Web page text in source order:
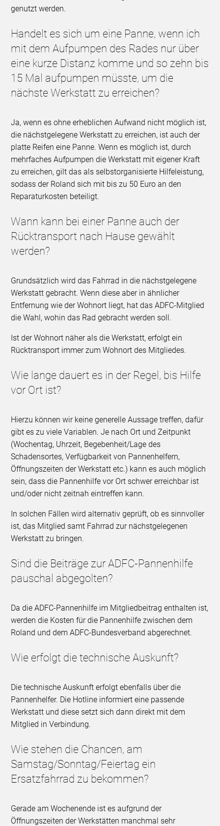
genutzt werden.
Handelt es sich um eine Panne, wenn ich
mit dem Aufpumpen des Rades nur über
eine kurze Distanz komme und so zehn bis
15 Mal aufpumpen müsste, um die
nächste Werkstatt zu erreichen?
Ja, wenn es ohne erheblichen Aufwand nicht möglich ist,
die nächstgelegene Werkstatt zu erreichen, ist auch der
platte Reifen eine Panne. Wenn es möglich ist, durch
mehrfaches Aufpumpen die Werkstatt mit eigener Kraft
zu erreichen, gilt das als selbstorganisierte Hilfeleistung,
sodass der Roland sich mit bis zu 50 Euro an den
Reparaturkosten beteiligt.
Wann kann bei einer Panne auch der
Rücktransport nach Hause gewählt
werden?
Grundsätzlich wird das Fahrrad in die nächstgelegene
Werkstatt gebracht. Wenn diese aber in ähnlicher
Entfernung wie der Wohnort liegt, hat das ADFC-Mitglied
die Wahl, wohin das Rad gebracht werden soll.
Ist der Wohnort näher als die Werkstatt, erfolgt ein
Rücktransport immer zum Wohnort des Mitgliedes.
Wie lange dauert es in der Regel, bis Hilfe
vor Ort ist?
Hierzu können wir keine generelle Aussage treffen, dafür
gibt es zu viele Variablen. Je nach Ort und Zeitpunkt
(Wochentag, Uhrzeit, Begebenheit/Lage des
Schadensortes, Verfügbarkeit von Pannenhelfern,
Öffnungszeiten der Werkstatt etc.) kann es auch möglich
sein, dass die Pannenhilfe vor Ort schwer erreichbar ist
und/oder nicht zeitnah eintreffen kann.
In solchen Fällen wird alternativ geprüft, ob es sinnvoller
ist, das Mitglied samt Fahrrad zur nächstgelegenen
Werkstatt zu bringen.
Sind die Beiträge zur ADFC-Pannenhilfe
pauschal abgegolten?
Da die ADFC-Pannenhilfe im Mitgliedbeitrag enthalten ist,
werden die Kosten für die Pannenhilfe zwischen dem
Roland und dem ADFC-Bundesverband abgerechnet.
Wie erfolgt die technische Auskunft?
Die technische Auskunft erfolgt ebenfalls über die
Pannenhelfer. Die Hotline informiert eine passende
Werkstatt und diese setzt sich dann direkt mit dem
Mitglied in Verbindung.
Wie stehen die Chancen, am
Samstag/Sonntag/Feiertag ein
Ersatzfahrrad zu bekommen?
Gerade am Wochenende ist es aufgrund der
Öffnungszeiten der Werkstätten manchmal sehr